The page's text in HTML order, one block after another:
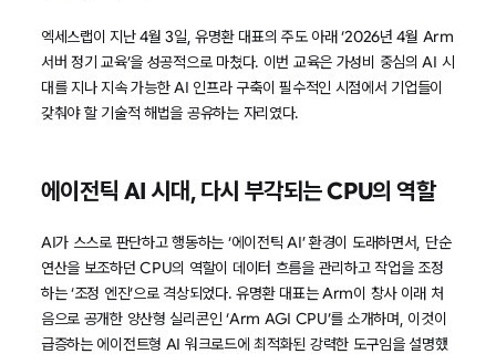
엑세스랩이 지난 4월 3일, 유명환 대표의 주도 아래 ‘2026년 4월 Arm
서버 정기 교육’을 성공적으로 마쳤다. 이번 교육은 가성비 중심의 AI 시
대를 지나 지속 가능한 AI 인프라 구축이 필수적인 시점에서 기업들이
갖춰야 할 기술적 해법을 공유하는 자리였다.
에이전틱 AI 시대, 다시 부각되는 CPU의 역할
AI가 스스로 판단하고 행동하는 ‘에이전틱 AI’ 환경이 도래하면서, 단순
연산을 보조하던 CPU의 역할이 데이터 흐름을 관리하고 작업을 조정
하는 ‘조정 엔진’으로 격상되었다. 유명환 대표는 Arm이 창사 이래 처
음으로 공개한 양산형 실리콘인 ‘Arm AGI CPU’를 소개하며, 이것이
급증하는 에이전트형 AI 워크로드에 최적화된 강력한 도구임을 설명했